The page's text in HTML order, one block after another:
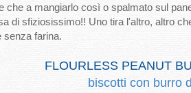
a mangiarlo così o spalmato sul pane,
di sfiziosissimo!! Uno tira l'altro, altro
senza farina.
FLOURLESS PEANUT
biscotti con burro